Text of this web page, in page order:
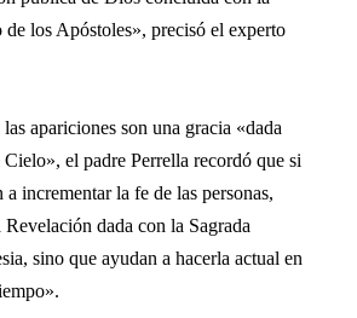
los Apóstoles», precisó el experto
apariciones son una gracia «dada
el padre Perrella recordó que si
a incrementar la fe de las personas,
dada con la Sagrada
sino que ayudan a hacerla actual en